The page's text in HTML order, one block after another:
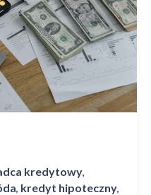
kredytowy,
, kredyt hipoteczny,